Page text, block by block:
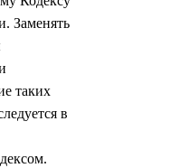
Заменять
таких
в